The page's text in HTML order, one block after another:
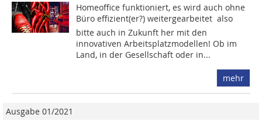
Homeoffice funktioniert, es wird auch ohne
Büro effizient(er?) weitergearbeitet  also
bitte auch in Zukunft her mit den
innovativen Arbeitsplatzmodellen! Ob im
Land, in der Gesellschaft oder in...
mehr
Ausgabe 01/2021